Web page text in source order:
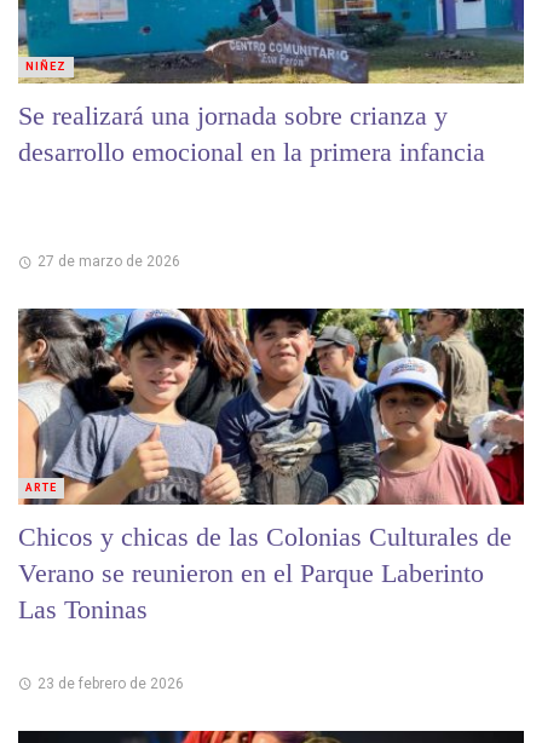
Se realizará una jornada sobre crianza y
desarrollo emocional en la primera infancia
27 de marzo de 2026
NIÑEZ
Chicos y chicas de las Colonias Culturales de
Verano se reunieron en el Parque Laberinto
Las Toninas
23 de febrero de 2026
ARTE